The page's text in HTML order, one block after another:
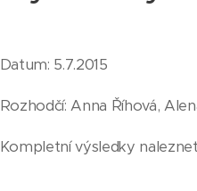
Datum: 5.7.2015
Rozhodčí: Anna Říhová,
Kompletní výsledky